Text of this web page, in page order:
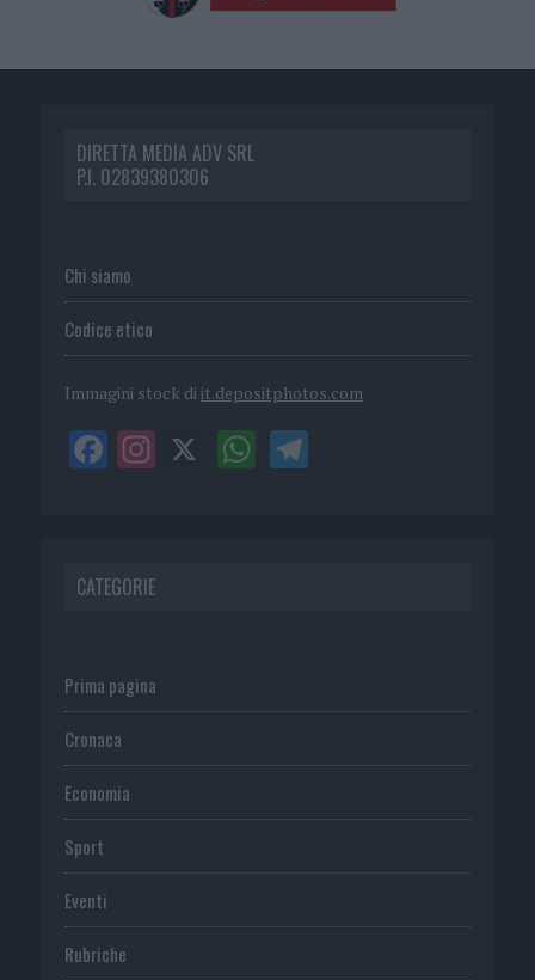
DIRETTA MEDIA ADV SRL
P.I. 02839380306
Chi siamo
Codice etico
Immagini stock di it.depositphotos.com
CATEGORIE
Prima pagina
Cronaca
Economia
Sport
Eventi
Rubriche